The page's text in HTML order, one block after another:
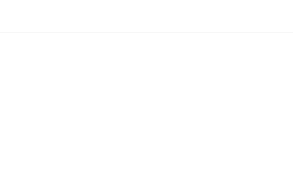
Sitaminstrumentu spēle audzēkņu konkurss Bungu